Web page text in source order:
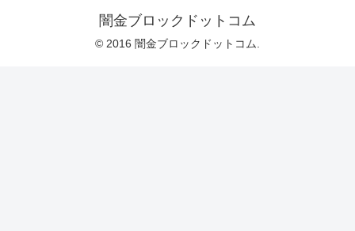
闇金ブロックドットコム
© 2016 闇金ブロックドットコム.